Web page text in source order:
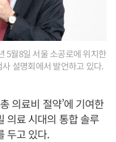
5월8일 서울 소공로에 위치한
설명회에서 발언하고 있다.
의료비 절약’에 기여한
의료 시대의 통합 솔루
두고 있다.